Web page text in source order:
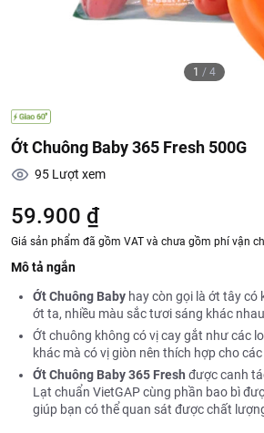
1 / 4
Ớt Chuông Baby 365 Fresh 500G
95 Lượt xem
59.900 ₫
Giá sản phẩm đã gồm VAT và chưa gồm phí vận
Mô tả ngắn
Ớt Chuông Baby hay còn gọi là ớt tây
ớt ta, nhiều màu sắc tươi sáng khác
Ớt chuông không có vị cay gắt như các
khác mà có vị giòn nên thích hợp cho
Ớt Chuông Baby365 Fresh được canh
Lạt chuẩn VietGAP cùng phần bao bì
giúp bạn có thể quan sát được chất